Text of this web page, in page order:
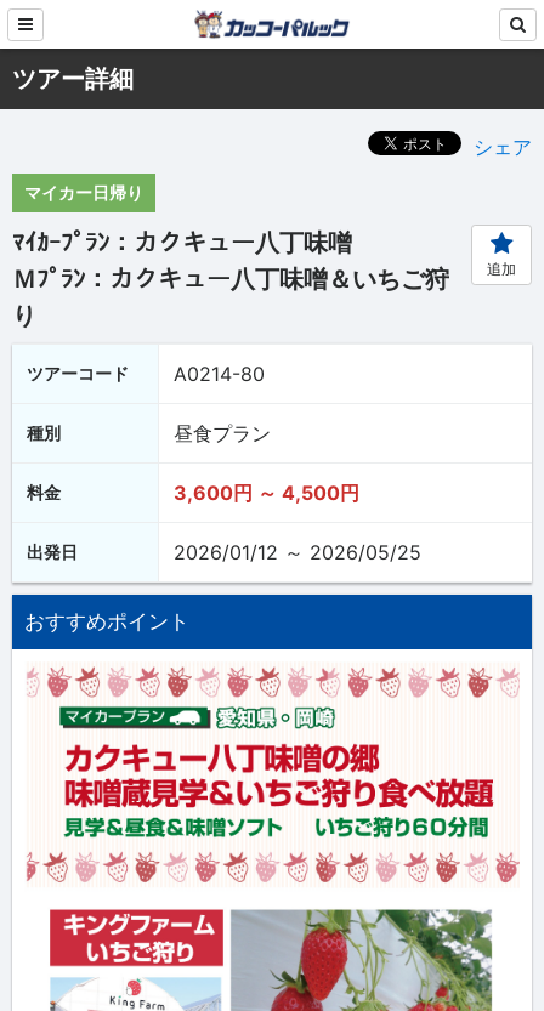
ツアー詳細
シェア
マイカー日帰り
ﾏｲｶｰﾌﾟﾗﾝ：カクキュー八丁味噌
Ｍﾌﾟﾗﾝ：カクキュー八丁味噌＆いちご狩
り
追加
ツアーコード A0214-80
種別 昼食プラン
料金 3,600円 ～ 4,500円
出発日 2026/01/12 ～ 2026/05/25
おすすめポイント